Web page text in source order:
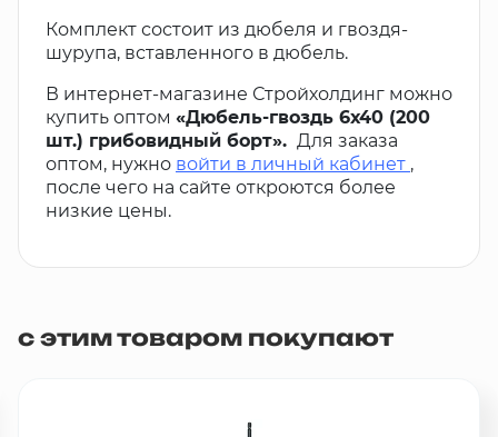
Комплект состоит из дюбеля и гвоздя-
шурупа, вставленного в дюбель.
В интернет-магазине Стройхолдинг можно
купить оптом «Дюбель-гвоздь 6х40 (200
шт.) грибовидный борт». Для заказа
оптом, нужно войти в личный кабинет ,
после чего на сайте откроются более
низкие цены.
с этим товаром покупают